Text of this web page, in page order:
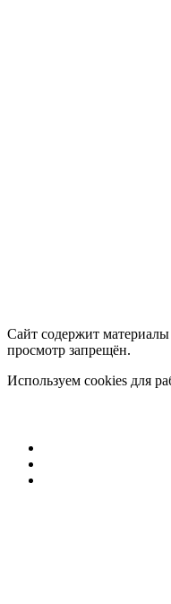
Сайт содержит
просмотр запрещён.
Используем cookies для